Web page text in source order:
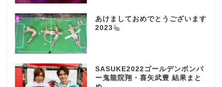
あけましておめでとうございます
2023
SASUKE2022ゴールデンボンバ
ー鬼龍院翔・喜矢武豊 結果まと